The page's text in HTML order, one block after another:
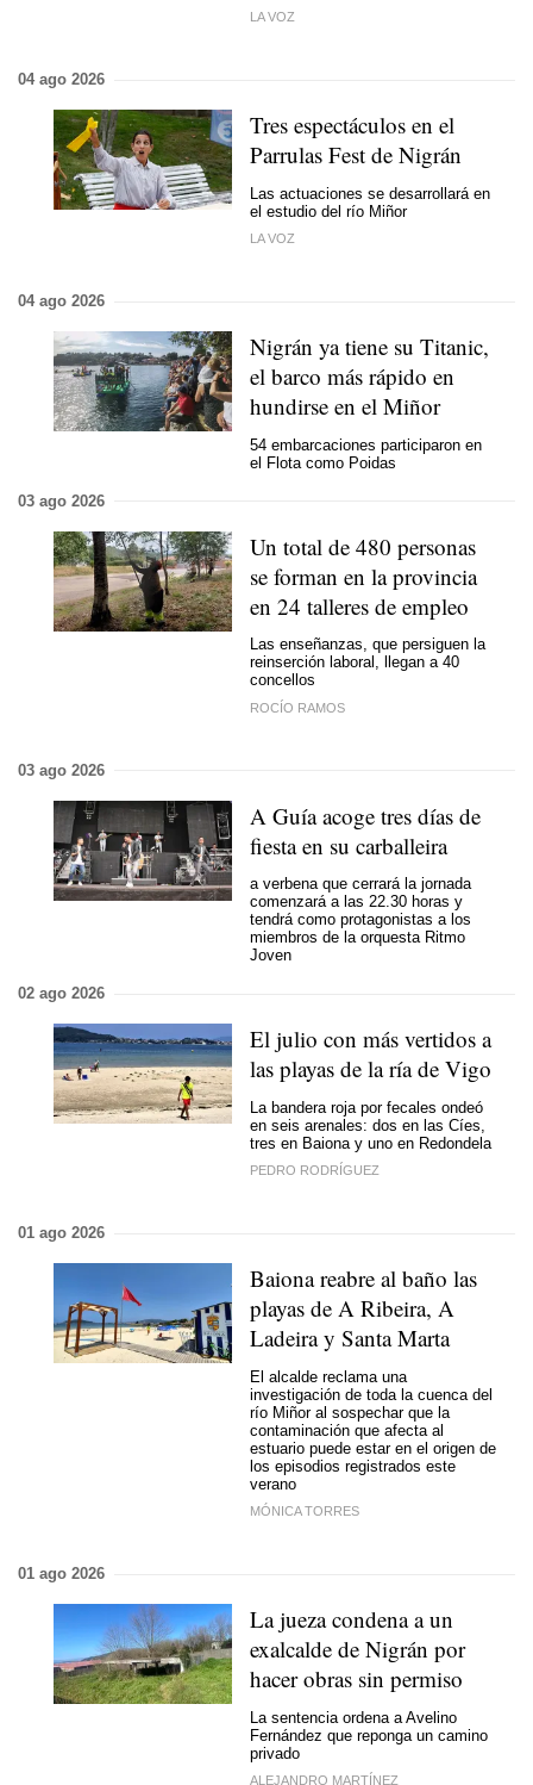
LA VOZ
04 ago 2026
Tres espectáculos en el
Parrulas Fest de Nigrán
Las actuaciones se desarrollará en
el estudio del río Miñor
LA VOZ
04 ago 2026
Nigrán ya tiene su Titanic,
el barco más rápido en
hundirse en el Miñor
54 embarcaciones participaron en
el Flota como Poidas
03 ago 2026
Un total de 480 personas
se forman en la provincia
en 24 talleres de empleo
Las enseñanzas, que persiguen la
reinserción laboral, llegan a 40
concellos
ROCÍO RAMOS
03 ago 2026
A Guía acoge tres días de
fiesta en su carballeira
a verbena que cerrará la jornada
comenzará a las 22.30 horas y
tendrá como protagonistas a los
miembros de la orquesta Ritmo
Joven
02 ago 2026
El julio con más vertidos a
las playas de la ría de Vigo
La bandera roja por fecales ondeó
en seis arenales: dos en las Cíes,
tres en Baiona y uno en Redondela
PEDRO RODRÍGUEZ
01 ago 2026
Baiona reabre al baño las
playas de A Ribeira, A
Ladeira y Santa Marta
El alcalde reclama una
investigación de toda la cuenca del
río Miñor al sospechar que la
contaminación que afecta al
estuario puede estar en el origen de
los episodios registrados este
verano
MÓNICA TORRES
01 ago 2026
La jueza condena a un
exalcalde de Nigrán por
hacer obras sin permiso
La sentencia ordena a Avelino
Fernández que reponga un camino
privado
ALEJANDRO MARTÍNEZ